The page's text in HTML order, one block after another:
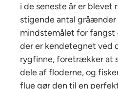
i de seneste år er blevet
stigende antal gråænder
mindstemålet for
der er kendetegnet ved
rygfinne, foretrækker at
dele af floderne, og
flue gør den til en